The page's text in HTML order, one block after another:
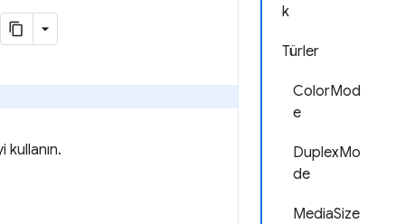
k
Türler
ColorMod
e
DuplexMo
de
MediaSize
kullanın.